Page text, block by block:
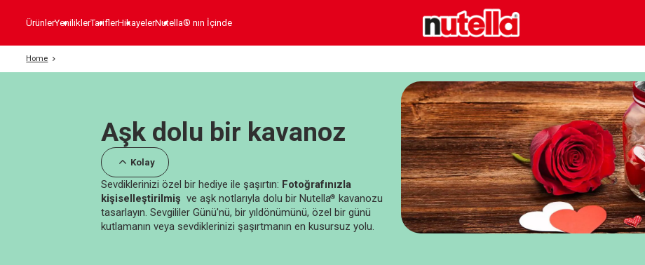
ÜrünlerYeniliklerTariflerHikayelerNutella® nın İçinde
Home
Aşk dolu bir kavanoz
Kolay
Sevdiklerinizi özel bir hediye ile şaşırtın: Fotoğrafınızla
kişiselleştirilmiş ve aşk notlarıyla dolu bir Nutella® kavanozu
tasarlayın. Sevgililer Günü'nü, bir yıldönümünü, özel bir günü
kutlamanın veya sevdiklerinizi şaşırtmanın en kusursuz yolu.